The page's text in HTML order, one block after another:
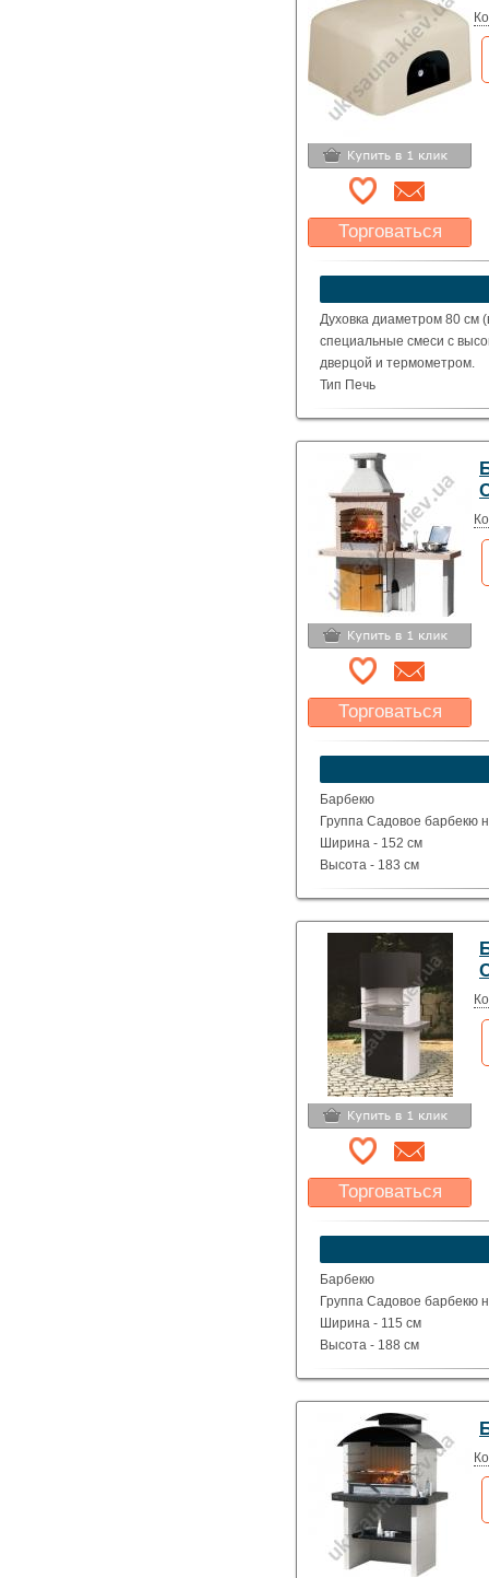
Торговаться
Какая цена Вас
устроит?
Духовка диаметром 80 см
специальные смеси с
дверцой и термометром.
Тип Печь
Группа Печь для пиццы
Высота - 51 см
Глубина - 82 см
Торговаться
Какая цена Вас
устроит?
Указать цену
Барбекю
Группа Садовое барбекю
Ширина - 152 см
Высота - 183 см
Глубина - 71 см
Торговаться
Какая цена Вас
устроит?
Указать цену
Барбекю
Группа Садовое барбекю
Ширина - 115 см
Высота - 188 см
Глубина - 69 см